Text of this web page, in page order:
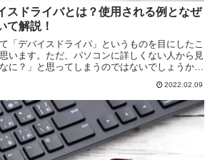
スドライバとは？使用される例となぜ
て解説！
「デバイスドライバ」というものを目にしたこ
います。ただ、パソコンに詳しくない人から見
に？」と思ってしまうのではないでしょうか。
2022.02.09